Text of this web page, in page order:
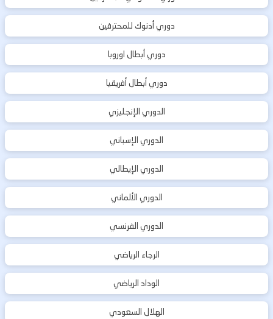
دوري أدنوك للمحترفين
دوري أبطال اوروبا
دوري أبطال أفريقيا
الدوري الإنجليزي
الدوري الإسباني
الدوري الإيطالي
الدوري الألماني
الدوري الفرنسي
الرجاء الرياضي
الوداد الرياضي
الهلال السعودي